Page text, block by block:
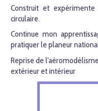
Construit et
circulaire.
Continue mon
pratiquer le planeur
Reprise de
extérieur et intérieur